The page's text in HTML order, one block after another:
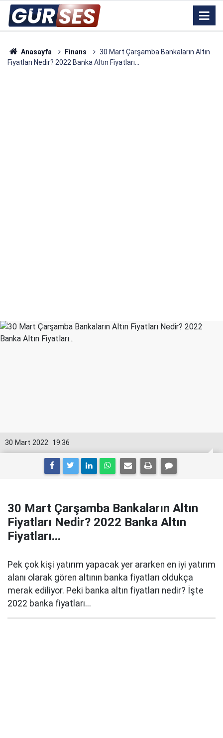
Anasayfa Finans
30 Mart Çarşamba Bankaların Altın
Fiyatları Nedir? 2022 Banka Altın Fiyatları...
19:36
30 Mart 2022
30 Mart Çarşamba Bankaların Altın
Fiyatları Nedir? 2022 Banka Altın
Fiyatları...
Pek çok kişi yatırım yapacak yer ararken en iyi yatırım
alanı olarak gören altının banka fiyatları oldukça
merak ediliyor. Peki banka altın fiyatları nedir? İşte
2022 banka fiyatları...